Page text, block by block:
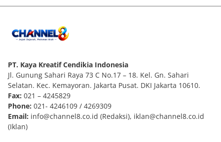
PT. Kaya Kreatif Cendikia Indonesia
Jl. Gunung Sahari Raya 73 C No.17 – 18. Kel. Gn. Sahari
Selatan. Kec. Kemayoran. Jakarta Pusat. DKI Jakarta 10610.
Fax: 021 – 4245829
Phone: 021- 4246109 / 4269309
Email: info@channel8.co.id (Redaksi), iklan@channel8.co.id
(Iklan)